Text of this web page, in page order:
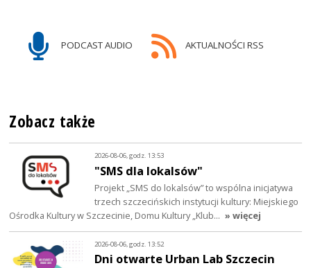
PODCAST AUDIO AKTUALNOŚCI RSS
Zobacz także
2026-08-06, godz. 13:53
"SMS dla lokalsów"
Projekt „SMS do lokalsów” to wspólna inicjatywa
trzech szczecińskich instytucji kultury: Miejskiego
Ośrodka Kultury w Szczecinie, Domu Kultury „Klub… » więcej
2026-08-06, godz. 13:52
Dni otwarte Urban Lab Szczecin